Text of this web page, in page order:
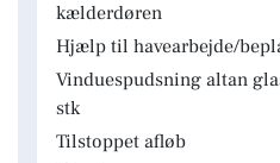
kælderdøren
Hjælp til havearbejde/
Vinduespudsning altan
stk
Tilstoppet afløb